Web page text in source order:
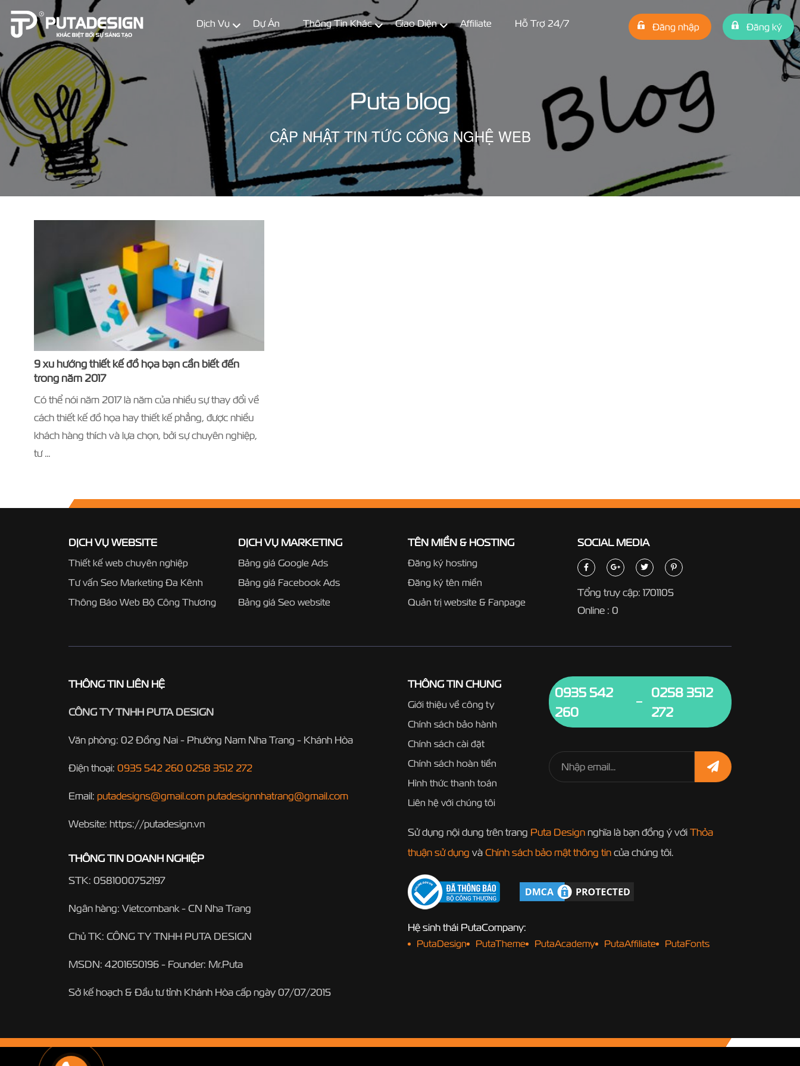
Dịch Vụ Dự Án Thông Tin Khác Giao Diện Affiliate Hỗ Trợ 24/7 Đăng nhập Đăng ký
Puta blog
CẬP NHẬT TIN TỨC CÔNG NGHỆ WEB
9 xu hướng thiết kế đồ họa bạn cần biết đến
trong năm 2017
Có thể nói năm 2017 là năm của nhiều sự thay đổi về
cách thiết kế đồ họa hay thiết kế phẳng, được nhiều
khách hàng thích và lựa chọn, bởi sự chuyên nghiệp,
tư …
DỊCH VỤ WEBSITE
Thiết kế web chuyên nghiệp
Tư vấn Seo Marketing Đa Kênh
Thông Báo Web Bộ Công Thương
DỊCH VỤ MARKETING
Bảng giá Google Ads
Bảng giá Facebook Ads
Bảng giá Seo website
TÊN MIỀN & HOSTING
Đăng ký hosting
Đăng ký tên miền
Quản trị website & Fanpage
SOCIAL MEDIA
Tổng truy cập: 1701105
Online : 0
THÔNG TIN LIÊN HỆ
CÔNG TY TNHH PUTA DESIGN
Văn phòng: 02 Đồng Nai - Phường Nam Nha Trang - Khánh Hòa
Điện thoại: 0935 542 260 0258 3512 272
Email: putadesigns@gmail.com putadesignnhatrang@gmail.com
Website: https://putadesign.vn
THÔNG TIN DOANH NGHIỆP
STK: 0581000752197
Ngân hàng: Vietcombank - CN Nha Trang
Chủ TK: CÔNG TY TNHH PUTA DESIGN
MSDN: 4201650196 - Founder: Mr.Puta
Sở kế hoạch & Đầu tư tỉnh Khánh Hòa cấp ngày 07/07/2015
THÔNG TIN CHUNG
Giới thiệu về công ty
Chính sách bảo hành
Chính sách cài đặt
Chính sách hoàn tiền
Hình thức thanh toán
Liên hệ với chúng tôi
0935 542
260
0258 3512
272
Sử dụng nội dung trên trang Puta Designnghĩa là bạn đồng ý với Thỏa
thuận sử dụng và Chính sách bảo mật thông tincủa chúng tôi.
Hệ sinh thái PutaCompany:
PutaDesign PutaTheme PutaAcademy PutaAffiliate PutaFonts